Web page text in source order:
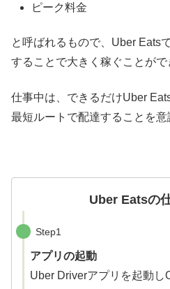
ピーク料金
と呼ばれるもので、Uber Eats
することで大きく稼ぐことがで
仕事中は、できるだけUber
最短ルートで配達することを意
Uber Eatsの
Step1
アプリの起動
Uber Driverアプリを起動し